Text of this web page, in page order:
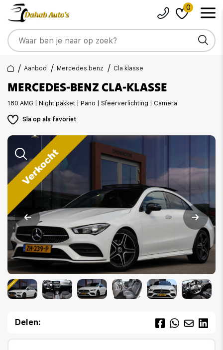
0
Aanbod Mercedes benz Cla klasse
MERCEDES-BENZ CLA-KLASSE
180 AMG | Night pakket | Pano | Sfeerverlichting | Camera
Delen: